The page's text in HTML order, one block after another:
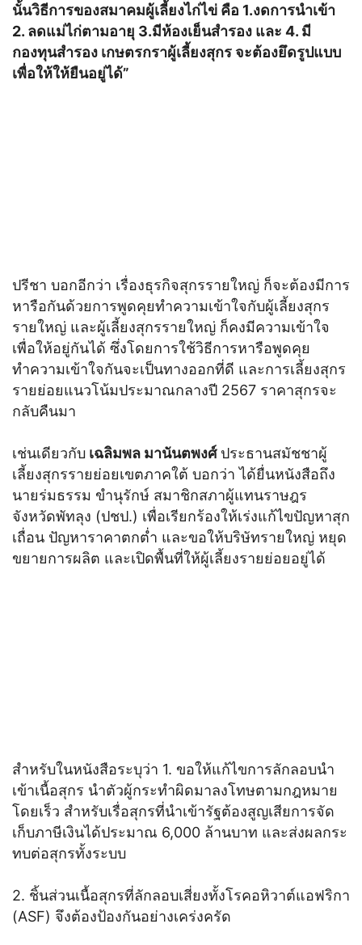
นั้นวิธีการของสมาคมผู้เลี้ยงไก่ไข่ คือ 1.งดการนำเข้า
2. ลดแม่ไก่ตามอายุ 3.มีห้องเย็นสำรอง และ 4. มี
กองทุนสำรอง เกษตรกราผู้เลี้ยงสุกร จะต้องยึดรูปแบบ
เพื่อให้ให้ยืนอยู่ได้”
ปรีชา บอกอีกว่า เรื่องธุรกิจสุกรรายใหญ่ ก็จะต้องมีการ
หารือกันด้วยการพูดคุยทำความเข้าใจกับผู้เลี้ยงสุกร
รายใหญ่ และผู้เลี้ยงสุกรรายใหญ่ ก็คงมีความเข้าใจ
เพื่อให้อยู่กันได้ ซึ่งโดยการใช้วิธีการหารือพูดคุย
ทำความเข้าใจกันจะเป็นทางออกที่ดี และการเลี้ยงสุกร
รายย่อยแนวโน้มประมาณกลางปี 2567 ราคาสุกรจะ
กลับคืนมา
เช่นเดียวกับ เฉลิมพล มานันตพงศ์ประธานสมัชชาผู้
เลี้ยงสุกรรายย่อยเขตภาคใต้ บอกว่า ได้ยื่นหนังสือถึง
นายร่มธรรม ขำนุรักษ์ สมาชิกสภาผู้แทนราษฎร
จังหวัดพัทลุง (ปชป.) เพื่อเรียกร้องให้เร่งแก้ไขปัญหาสุก
เถื่อน ปัญหาราคาตกต่ำ และขอให้บริษัทรายใหญ่ หยุด
ขยายการผลิต และเปิดพื้นที่ให้ผู้เลี้ยงรายย่อยอยู่ได้
สำหรับในหนังสือระบุว่า 1. ขอให้แก้ไขการลักลอบนำ
เข้าเนื้อสุกร นำตัวผู้กระทำผิดมาลงโทษตามกฎหมาย
โดยเร็ว สำหรับเรื่อสุกรที่นำเข้ารัฐต้องสูญเสียการจัด
เก็บภาษีเงินได้ประมาณ 6,000 ล้านบาท และส่งผลกระ
ทบต่อสุกรทั้งระบบ
2. ชิ้นส่วนเนื้อสุกรที่ลักลอบเสี่ยงทั้งโรคอหิวาต์แอฟริกา
(ASF) จึงต้องป้องกันอย่างเคร่งครัด